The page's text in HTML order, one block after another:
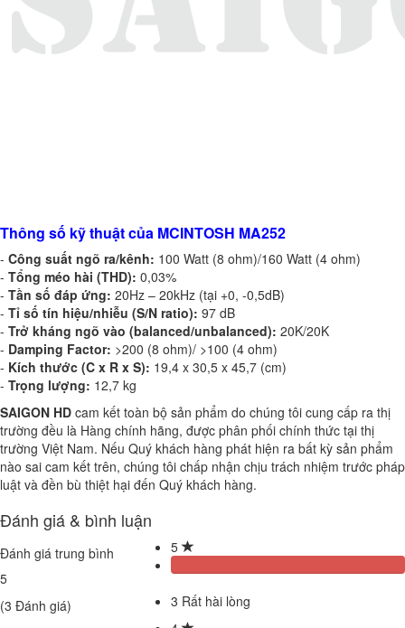
Thông số kỹ thuật của MCINTOSH MA252
- Công suất ngõ ra/kênh: 100 Watt (8 ohm)/160 Watt (4 ohm)
- Tổng méo hài (THD): 0,03%
- Tần số đáp ứng: 20Hz – 20kHz (tại +0, -0,5dB)
- Tỉ số tín hiệu/nhiễu (S/N ratio): 97 dB
- Trở kháng ngõ vào (balanced/unbalanced): 20K/20K
- Damping Factor: >200 (8 ohm)/ >100 (4 ohm)
- Kích thước (C x R x S): 19,4 x 30,5 x 45,7 (cm)
- Trọng lượng: 12,7 kg
SAIGON HD cam kết toàn bộ sản phẩm do chúng tôi cung cấp ra thị
trường đều là Hàng chính hãng, được phân phối chính thức tại thị
trường Việt Nam. Nếu Quý khách hàng phát hiện ra bất kỳ sản phẩm
nào sai cam kết trên, chúng tôi chấp nhận chịu trách nhiệm trước pháp
luật và đền bù thiệt hại đến Quý khách hàng.
Đánh giá & bình luận
Đánh giá trung bình
5
(3 Đánh giá)
5
3 Rất hài lòng